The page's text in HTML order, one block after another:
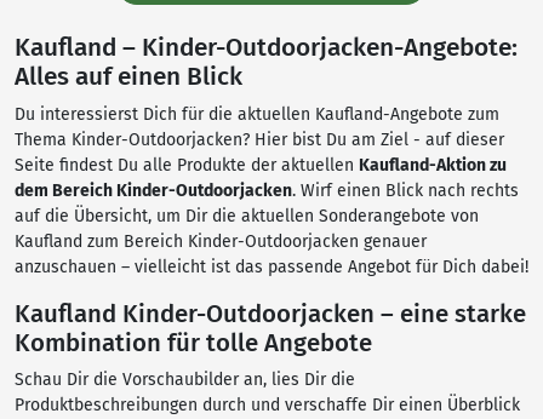
Kaufland – Kinder-Outdoorjacken-Angebote:
Alles auf einen Blick
Du interessierst Dich für die aktuellen Kaufland-Angebote zum
Thema Kinder-Outdoorjacken? Hier bist Du am Ziel - auf dieser
Seite findest Du alle Produkte der aktuellen Kaufland-Aktion zu
dem Bereich Kinder-Outdoorjacken. Wirf einen Blick nach rechts
auf die Übersicht, um Dir die aktuellen Sonderangebote von
Kaufland zum Bereich Kinder-Outdoorjacken genauer
anzuschauen – vielleicht ist das passende Angebot für Dich dabei!
Kaufland Kinder-Outdoorjacken – eine starke
Kombination für tolle Angebote
Schau Dir die Vorschaubilder an, lies Dir die
Produktbeschreibungen durch und verschaffe Dir einen Überblick